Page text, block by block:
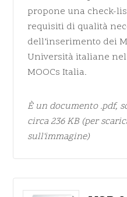
propone una check-
requisiti di qualità
dell’inserimento dei
Università italiane
MOOCs Italia.
È un documento.pdf,
circa 236 KB (per
sull'immagine)